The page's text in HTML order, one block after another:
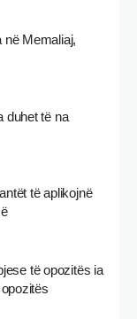
Memaliaj,
duhet të na
të aplikojnë
të opozitës ia